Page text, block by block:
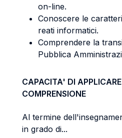
on-line.
Conoscere le
reati informatici.
Comprendere la
Pubblica
CAPACITA' DI
COMPRENSIONE
Al termine
in grado di...